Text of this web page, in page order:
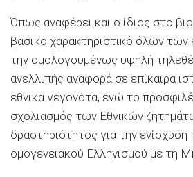
Όπως αναφέρει και ο ίδιος στο
βασικό χαρακτηριστικό όλων
την ομολογουμένως υψηλή
ανελλιπής αναφορά σε επίκαιρα
εθνικά γεγονότα, ενώ το
σχολιασμός των Εθνικών
δραστηριότητος για την
ομογενειακού Ελληνισμού με τη